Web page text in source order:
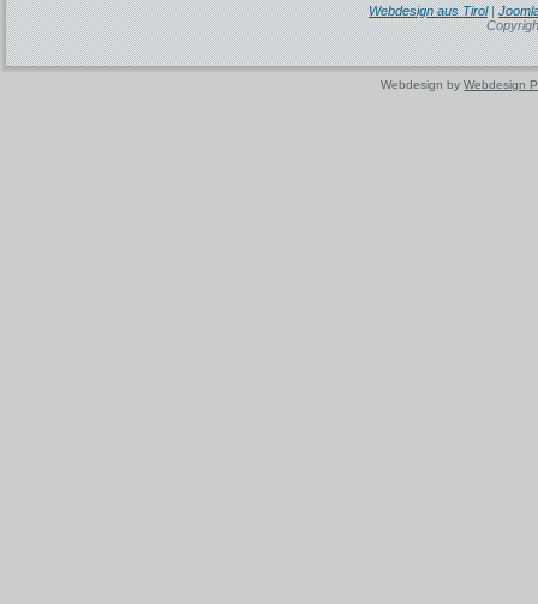
Webdesign aus Tirol|
Webdesign byWebdesign